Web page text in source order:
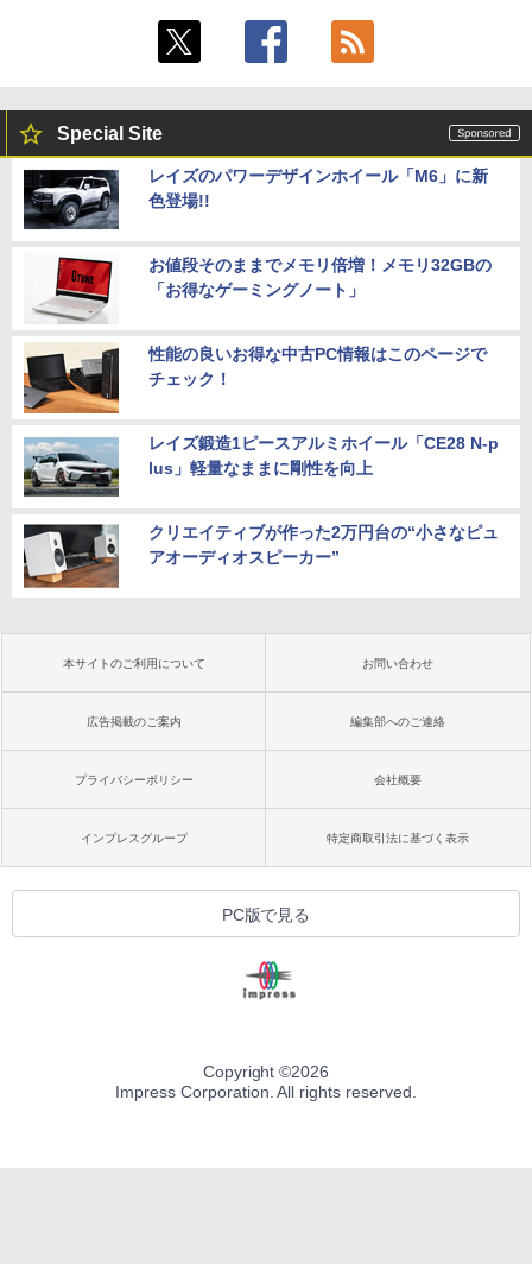
Special Site
レイズのパワーデザインホイール「M6」に新
色登場!!
お値段そのままでメモリ倍増！メモリ32GBの
「お得なゲーミングノート」
性能の良いお得な中古PC情報はこのページで
チェック！
レイズ鍛造1ピースアルミホイール「CE28 N-p
lus」軽量なままに剛性を向上
クリエイティブが作った2万円台の“小さなピュ
アオーディオスピーカー”
本サイトのご利用について お問い合わせ
広告掲載のご案内 編集部へのご連絡
プライバシーポリシー 会社概要
インプレスグループ 特定商取引法に基づく表示
PC版で見る
Copyright ©2026
Impress Corporation. All rights reserved.